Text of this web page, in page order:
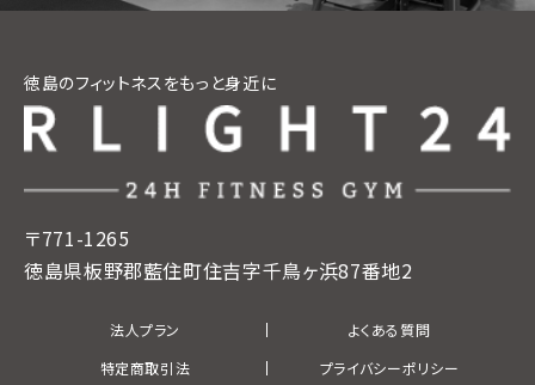
徳島のフィットネスをもっと身近に
〒771-1265
徳島県板野郡藍住町住吉字千鳥ヶ浜87番地2
法人プラン
よくある質問
特定商取引法
プライバシーポリシー